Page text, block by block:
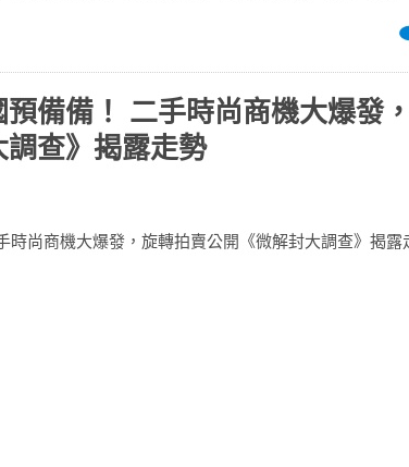
備備！ 二手時尚商機大爆發
查》揭露走勢
時尚商機大爆發，旋轉拍賣公開《微解封大調查》揭露